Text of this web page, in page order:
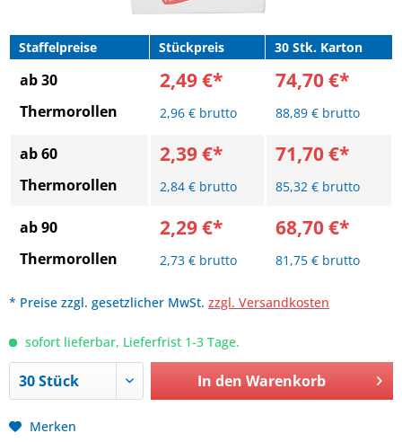
Staffelpreise Stückpreis 30 Stk. Karton
ab 30
Thermorollen
2,49 €*
2,96 € brutto
74,70 €*
88,89 € brutto
ab 60
Thermorollen
2,39 €*
2,84 € brutto
71,70 €*
85,32 € brutto
ab 90
Thermorollen
2,29 €*
2,73 € brutto
68,70 €*
81,75 € brutto
* Preise zzgl. gesetzlicher MwSt. zzgl. Versandkosten
sofort lieferbar, Lieferfrist 1-3 Tage.
In den Warenkorb
Merken